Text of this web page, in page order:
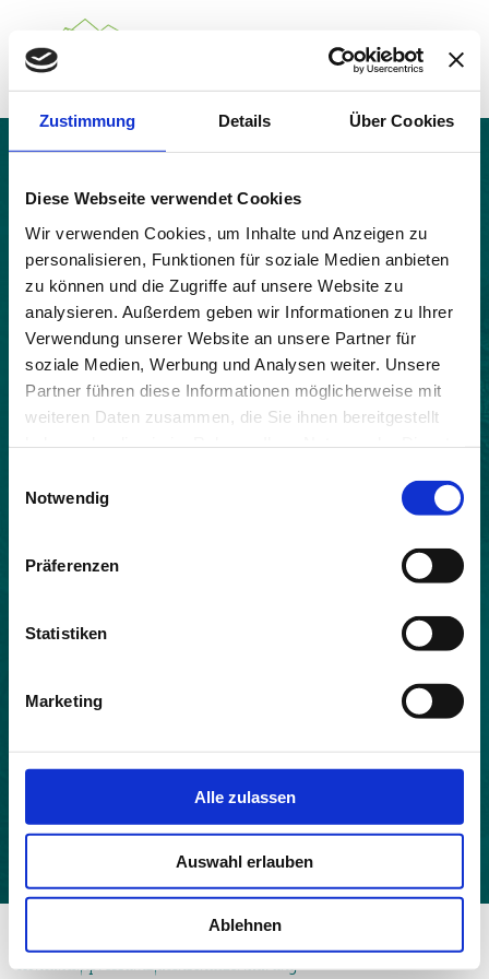
Zustimmung Details Über Cookies
Diese Webseite verwendet Cookies
Wir verwenden Cookies, um Inhalte und Anzeigen zu
personalisieren, Funktionen für soziale Medien anbieten
zu können und die Zugriffe auf unsere Website zu
analysieren. Außerdem geben wir Informationen zu Ihrer
Verwendung unserer Website an unsere Partner für
soziale Medien, Werbung und Analysen weiter. Unsere
Partner führen diese Informationen möglicherweise mit
weiteren Daten zusammen, die Sie ihnen bereitgestellt
Notwendig
Präferenzen
Statistiken
Marketing
Alle zulassen
Auswahl erlauben
Ablehnen
Über das Gemeindenetzwerk
Themen
Alpine Kooperationen
Termine
DeutschItaliano Français SlovenščinaEnglish
Châtillon-en-Diois
Land:
Beitrittsjahr:
Einwohner:
Fläche:
KontaktImpressumDatenschutzerklärung